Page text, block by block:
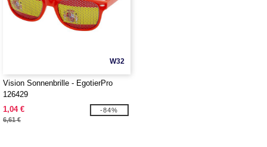
W32
Vision Sonnenbrille - EgotierPro
126429
1,04 €
6,61 €
-84%